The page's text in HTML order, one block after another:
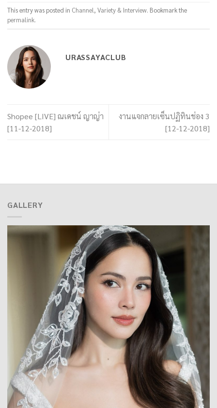
This entry was posted in Channel, Variety & Interview. Bookmark the
permalink.
URASSAYACLUB
Shopee [LIVE] ณเดชน์ ญาญ่า
[11-12-2018]
งานแจกลายเซ็นปฏิทินช่อง 3
[12-12-2018]
GALLERY